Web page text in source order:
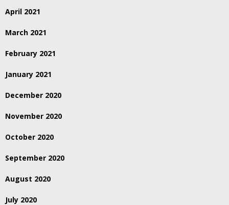
April 2021
March 2021
February 2021
January 2021
December 2020
November 2020
October 2020
September 2020
August 2020
July 2020